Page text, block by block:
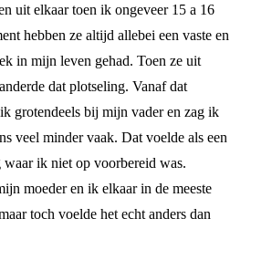
uit elkaar toen ik ongeveer 15 a 16
hebben ze altijd allebei een vaste en
in mijn leven gehad. Toen ze uit
dat plotseling. Vanaf dat
grotendeels bij mijn vader en zag ik
veel minder vaak. Dat voelde als een
waar ik niet op voorbereid was.
moeder en ik elkaar in de meeste
toch voelde het echt anders dan